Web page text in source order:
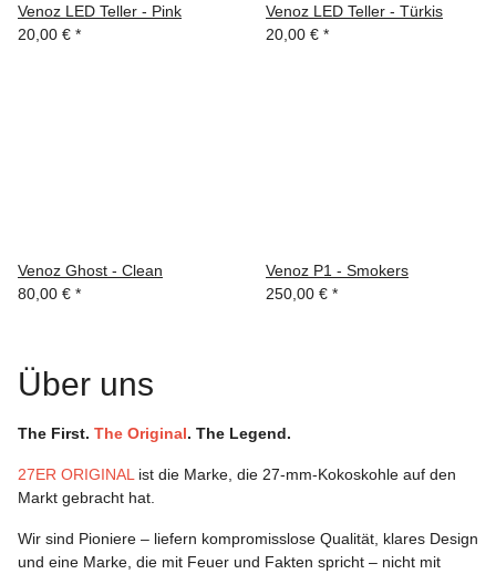
Venoz LED Teller - Pink
20,00 € *
Venoz LED Teller - Türkis
20,00 € *
Venoz Ghost - Clean
80,00 € *
Venoz P1 - Smokers
250,00 € *
Über uns
The First. The Original. The Legend.
27ER ORIGINAL ist die Marke, die 27-mm-Kokoskohle auf den
Markt gebracht hat.
Wir sind Pioniere – liefern kompromisslose Qualität, klares Design
und eine Marke, die mit Feuer und Fakten spricht – nicht mit